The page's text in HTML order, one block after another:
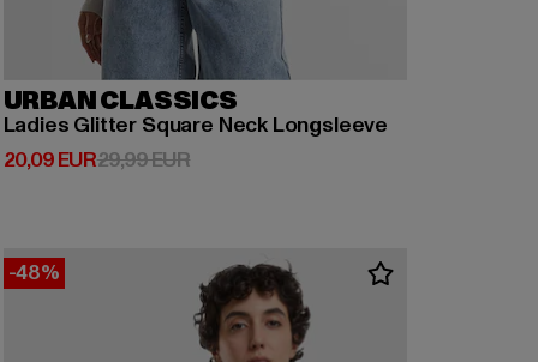
URBAN CLASSICS
Ladies Glitter Square Neck Longsleeve
20,09 EUR
Derzeitiger Preis: 20,09 EUR
29,99 EURAktionspreis: 29,99 EUR
-48%